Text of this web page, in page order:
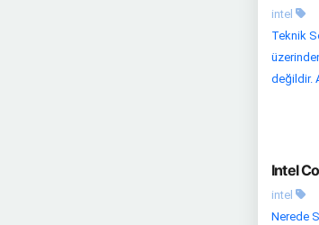
intel
Teknik
değildir.
Intel
intel
Nerede